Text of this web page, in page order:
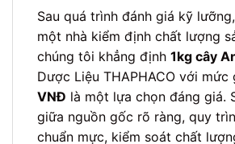
Sau quá trình đánh giá kỹ
một nhà kiểm định chất lượng
chúng tôi khẳng định 1kg cây
Dược Liệu THAPHACO với mức
VNĐ là một lựa chọn đáng giá.
giữa nguồn gốc rõ ràng, quy
chuẩn mực, kiểm soát chất